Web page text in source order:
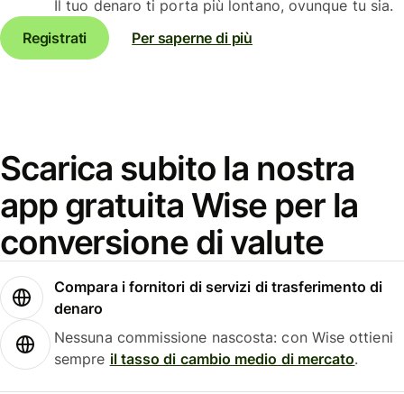
Il tuo denaro ti porta più lontano, ovunque tu sia.
Registrati
Per saperne di più
Scarica subito la nostra
app gratuita Wise per la
conversione di valute
Compara i fornitori di servizi di trasferimento di
denaro
Nessuna commissione nascosta: con Wise ottieni
sempre il tasso di cambio medio di mercato.